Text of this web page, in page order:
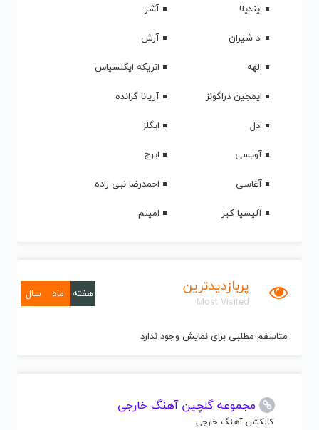
ایندیلا
آشر
اد شیران
آرش
الهه
انریکه ایگلسیاس
ایمجین دراگونز
آریانا گرانده
ادل
ایگلز
آویسی
ایرج
آغاسی
احمدرضا نبی زاده
آلیسیا کیز
امینم
پربازدیدترین
Most Visited
هفته ماه سال
متاسفم مطلبی برای نمایش وجود ندارد
مجموعه گلچین آهنگ خارجی
کالکشن آهنگ خارجی